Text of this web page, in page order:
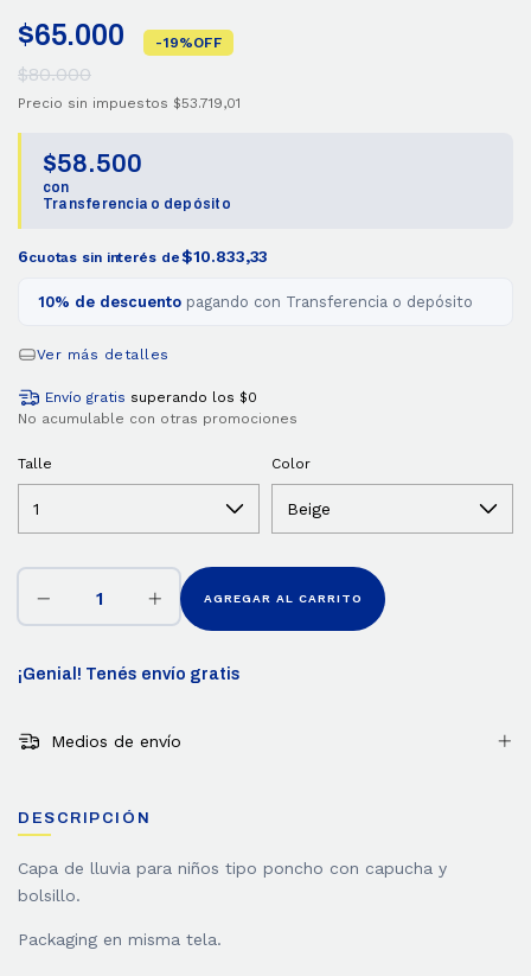
$65.000 -19%OFF
$80.000
Precio sin impuestos $53.719,01
$58.500
con
Transferencia o depósito
6cuotas sin interés de$10.833,33
10% de descuento pagando con Transferencia o depósito
Ver más detalles
Envío gratis superando los $0
No acumulable con otras promociones
Talle Color
¡Genial! Tenés envío gratis
Medios de envío
DESCRIPCIÓN
Capa de lluvia para niños tipo poncho con capucha y
bolsillo.
Packaging en misma tela.